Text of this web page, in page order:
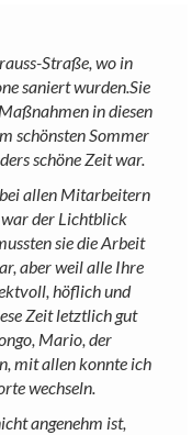
Straße, wo in
saniert wurden.Sie
in diesen
schönsten Sommer
schöne Zeit war.
allen Mitarbeitern
war der Lichtblick
sie die Arbeit
aber weil alle Ihre
höflich und
Zeit letztlich gut
Mario, der
mit allen konnte ich
wechseln.
angenehm ist,